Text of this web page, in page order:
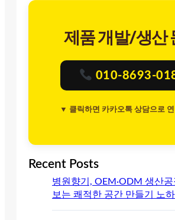
제품 개발/생산
010-8693-
▼ 클릭하면 카카오톡 상담으로
Recent Posts
병원향기, OEM·ODM 생산
보는 쾌적한 공간 만들기 노